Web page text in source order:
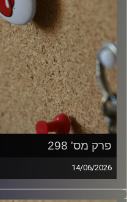
פרק מס' 298
14/06/2026
קלאסיקות רוק עם אורן הוף.